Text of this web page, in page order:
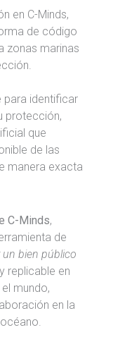
en C-Minds,
de código
zonas marinas
para identificar
protección,
que
de las
manera exacta
C-Minds,
de
un bien público
replicable en
mundo,
en la